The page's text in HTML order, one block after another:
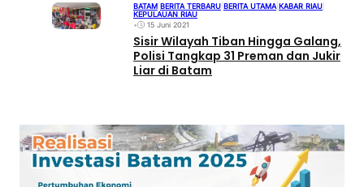
BATAM BERITA TERBARU BERITA UTAMA KABAR RIAU
KEPULAUAN RIAU
•
15 Juni 2021
Sisir Wilayah Tiban Hingga Galang,
Polisi Tangkap 31 Preman dan Jukir
Liar di Batam